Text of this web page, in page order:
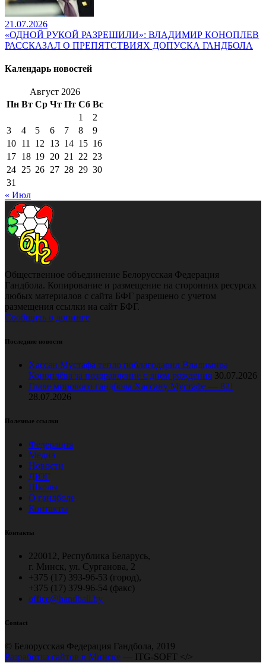
21.07.2026
«ОДНОЙ РУКОЙ РАЗРЕШИЛИ»: ВЛАДИМИР КОНОПЛЕВ
РАССКАЗАЛ О ПРЕПЯТСТВИЯХ ДОПУСКА ГАНДБОЛА
Календарь новостей
Август 2026
Пн Вт Ср Чт Пт Сб Вс
1
2
3
4 5 6 7 8
9
10 11 12 13 14 15 16
17 18 19 20 21 22 23
24 25 26 27 28 29 30
31
« Июл
Общественное объединение Белорусская Федерация
Гандбола. Копирование и размещение на сторонних ресурсах
любых материалов с сайта БФГ разрешено с учетом
размещения ссылки на сайт БФГ.
Сообщить о допинге
Последние новости
Хассан Мустафа тепло поблагодарил Владимира
Коноплёва за поздравление с днем рождения 30.07.2026
Главе мирового гандбола Хассану Мустафе — 82!
28.07.2026
Полезные ссылки
Федерация
Медиа
Новости
ДЮГ
Школы
О гандболе
Контакты
Контакты
220012, Республика Беларусь,
г. Минск, ул. Сурганова, 2
+375 (17) 393-96-53 (город),
+375 (17) 379-96-54 (факс)
office@handball.by
Contact
© Белорусская Федерация Гандбола, 2019
Разработка сайтов в Минске — ITG-SOFT </>